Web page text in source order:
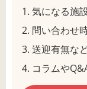
気になる施
問い合わせ
送迎有無な
コラムや